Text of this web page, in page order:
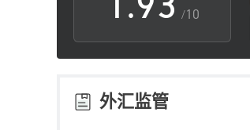
2
3
4
5
/10
外汇监管